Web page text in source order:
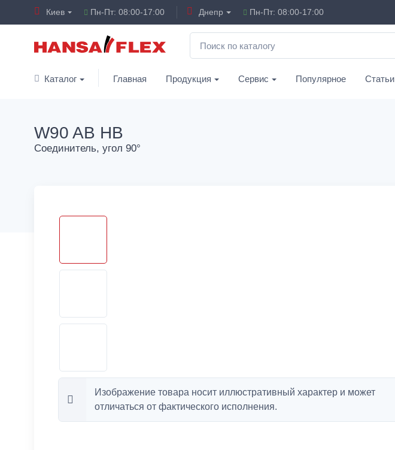
Киев Пн-Пт: 08:00-17:00 Днепр Пн-Пт: 08:00-17:00
Каталог Главная Продукция Сервис Популярное Статьи
W90 AB HB
Соединитель, угол 90°
Изображение товара носит иллюстративный характер и может
отличаться от фактического исполнения.